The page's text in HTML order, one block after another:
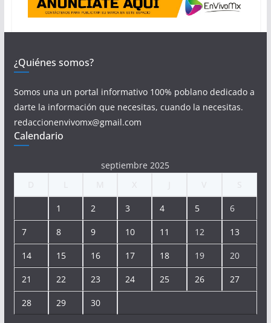
¿Quiénes somos?
Somos una un portal informativo 100% poblano dedicado a
darte la información que necesitas, cuando la necesitas.
redaccionenvivomx@gmail.com
Calendario
septiembre 2025
1 2 3 4 5 6
7 8 9 10 11 12 13
14 15 16 17 18 19 20
21 22 23 24 25 26 27
28 29 30